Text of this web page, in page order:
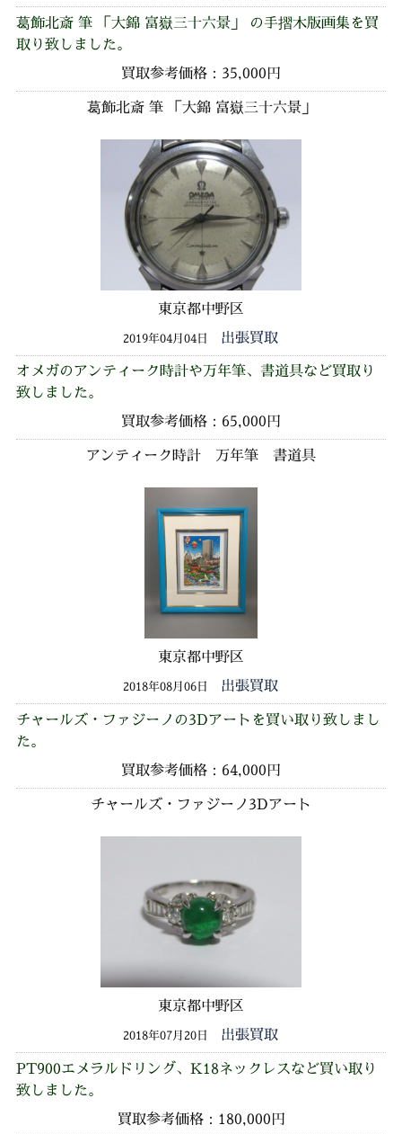
葛飾北斎 筆 「大錦 富嶽三十六景」 の手摺木版画集を買
取り致しました。
買取参考価格：35,000円
葛飾北斎 筆 「大錦 富嶽三十六景」
東京都中野区
2019年04月04日
出張買取
オメガのアンティーク時計や万年筆、書道具など買取り
致しました。
買取参考価格：65,000円
アンティーク時計 万年筆 書道具
東京都中野区
2018年08月06日
出張買取
チャールズ・ファジーノの3Dアートを買い取り致しまし
た。
買取参考価格：64,000円
チャールズ・ファジーノ3Dアート
東京都中野区
2018年07月20日
出張買取
PT900エメラルドリング、K18ネックレスなど買い取り
致しました。
買取参考価格：180,000円